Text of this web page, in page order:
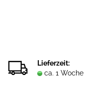
Lieferzeit:
ca. 1 Woche